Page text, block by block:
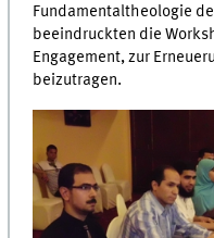
Fundamentaltheologie
beeindruckten die
Engagement, zur
beizutragen.